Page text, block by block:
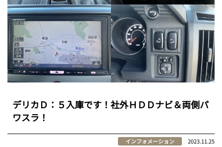
デリカＤ：５入庫です！社外ＨＤＤナビ＆両側パ
ワスラ！
インフォメーション 2023.11.25